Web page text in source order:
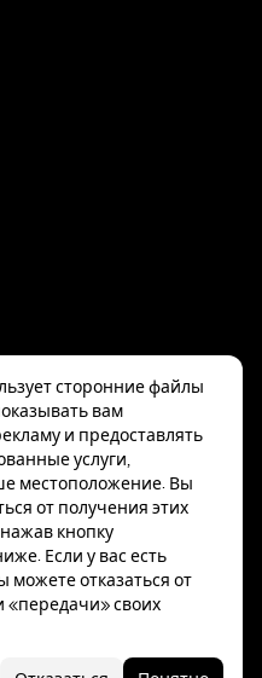
сторонние файлы
вам
и предоставлять
услуги,
местоположение. Вы
от получения этих
кнопку
Если у вас есть
можете отказаться от
своих